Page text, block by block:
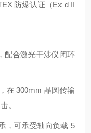
防爆认证（Ex d II
配合激光干涉仪闭环
在 300mm 晶圆传输
。
，可承受轴向负载 5